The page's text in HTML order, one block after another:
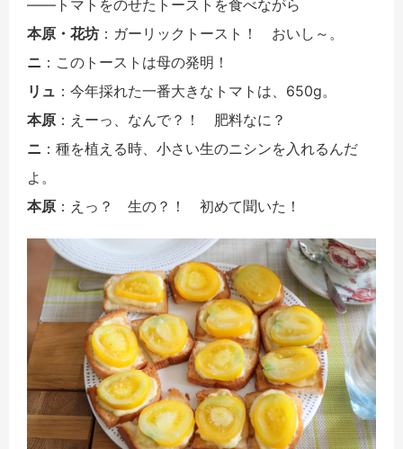
――トマトをのせたトーストを食べながら
本原・花坊 ：ガーリックトースト！ おいし～。
ニ ：このトーストは母の発明！
リュ ：今年採れた一番大きなトマトは、650g。
本原 ：えーっ、なんで？！ 肥料なに？
ニ ：種を植える時、小さい生のニシンを入れるんだ
よ。
本原 ：えっ？ 生の？！ 初めて聞いた！